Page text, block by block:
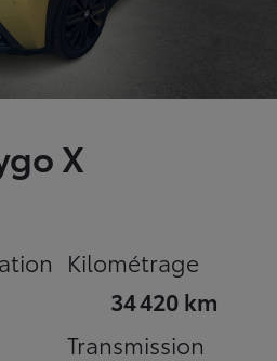
X
Kilométrage
34 420 km
Transmission